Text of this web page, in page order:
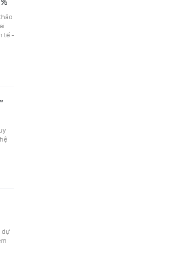
tế -
dự